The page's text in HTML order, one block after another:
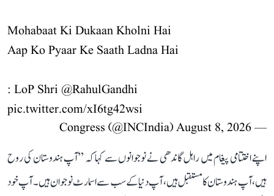
Mohabaat Ki Dukaan Kholni Hai
Aap Ko Pyaar Ke Saath Ladna Hai
: LoP Shri @RahulGandhi
pic.twitter.com/xI6tg42wsi
— Congress (@INCIndia)
August 8, 2026
اپنے اختتامی پیغام میں راہل گاندھی نے نوجوانوں سے کہا کہ ’’آپ ہندوستان کی روح
ہیں، آپ ہندوستان کا مستقبل ہیں، آپ دنیا کے سب سے اسمارٹ نوجوان ہیں۔ آپ خود